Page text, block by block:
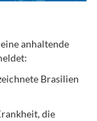
anhaltende
Brasilien
die